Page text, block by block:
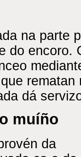
na parte
do encoro.
dá
muíño
da